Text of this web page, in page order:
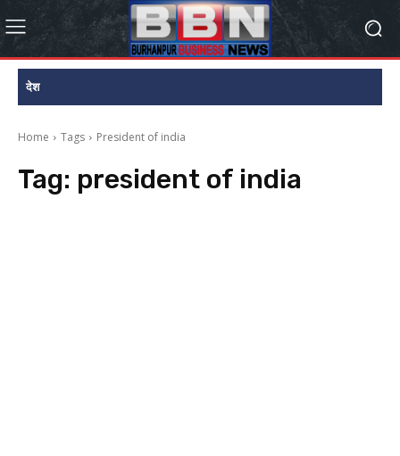
देश
Home Tags President of india
Tag: president of india